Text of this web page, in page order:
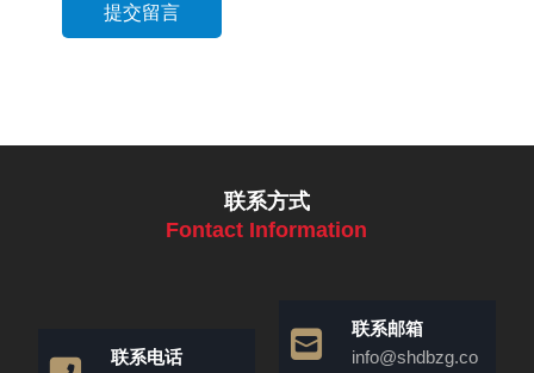
联系方式
Fontact Information
联系电话
联系邮箱
info@shdbzg.co